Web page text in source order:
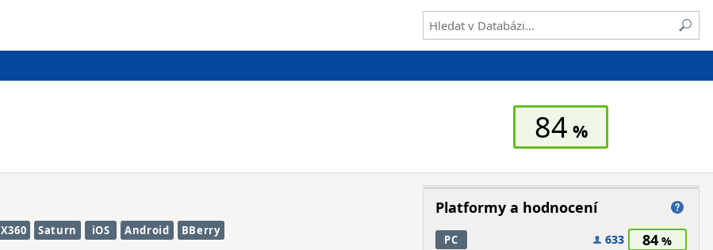
84
X360 Saturn iOS Android BBerry
Platformy a hodnocení
PC 633 84